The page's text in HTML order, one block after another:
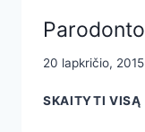
20 lapkričio, 2015
SKAITYTI VISĄ